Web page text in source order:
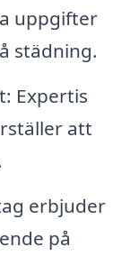
uppgifter
städning.
Expertis
att
erbjuder
på